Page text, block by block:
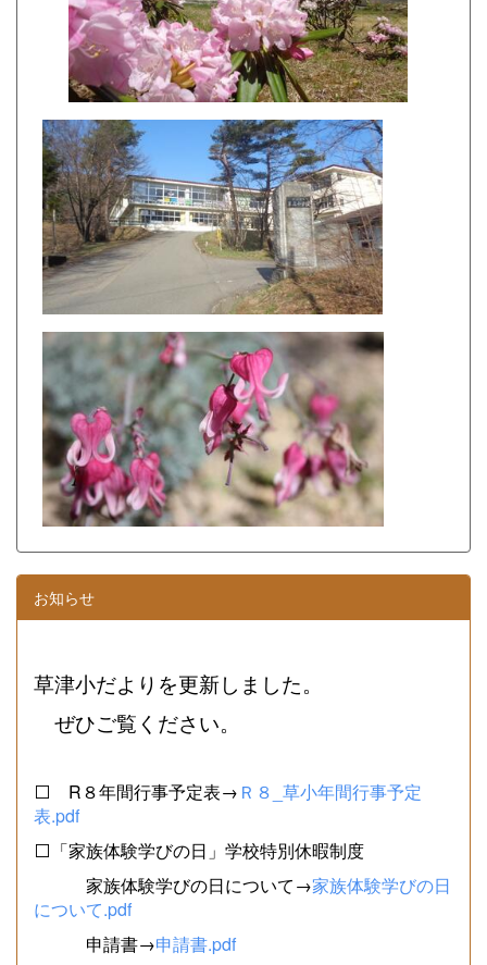
お知らせ
草津小だよりを更新しました。
ぜひご覧ください。
⬜ R８年間行事予定表→ Ｒ８_草小年間行事予定
表.pdf
⬜「家族体験学びの日」学校特別休暇制度
家族体験学びの日について→家族体験学びの日
について.pdf
申請書→申請書.pdf